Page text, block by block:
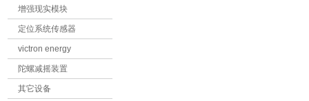
增强现实模块
定位系统传感器
victron energy
陀螺减摇装置
其它设备